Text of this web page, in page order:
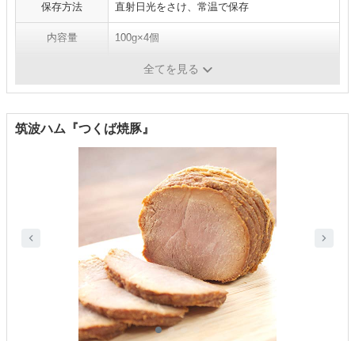
保存方法 直射日光をさけ、常温で保存
内容量 100g×4個
製造日より90日
全てを見る
筑波ハム『つくば焼豚』